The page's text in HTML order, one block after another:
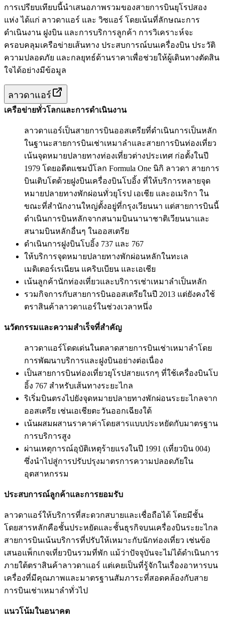
การเปรียบเทียบนี้นำเสนอภาพรวมของสายการบินยุโรปสอง
แห่ง ได้แก่ ลาวดาแอร์ และ วิซแอร์ โดยเน้นที่ลักษณะการ
ดำเนินงาน ฝูงบิน และการบริการลูกค้า การวิเคราะห์จะ
ครอบคลุมเครือข่ายเส้นทาง ประสบการณ์บนเครื่องบิน ประวัติ
ความปลอดภัย และกลยุทธ์ด้านราคาเพื่อช่วยให้ผู้เดินทางตัดสิน
ใจได้อย่างมีข้อมูล
ลาวดาแอร์
เครือข่ายทั่วโลกและการดำเนินงาน
ลาวดาแอร์เป็นสายการบินออสเตรียที่ดำเนินการเป็นหลัก
ในฐานะสายการบินเช่าเหมาลำและสายการบินท่องเที่ยว
เน้นจุดหมายปลายทางท่องเที่ยวต่างประเทศ ก่อตั้งในปี
1979 โดยอดีตแชมป์โลก Formula One นิกิ ลาวดา สายการ
บินเติบโตด้วยฝูงบินเครื่องบินโบอิ้ง ที่ให้บริการหลายจุด
หมายปลายทางพักผ่อนทั่วยุโรป เอเชีย และอเมริกา ใน
ขณะที่สำนักงานใหญ่ตั้งอยู่ที่กรุงเวียนนา แต่สายการบินนี้
ดำเนินการบินหลักจากสนามบินนานาชาติเวียนนาและ
สนามบินหลักอื่นๆ ในออสเตรีย
ดำเนินการฝูงบินโบอิ้ง 737 และ 767
ให้บริการจุดหมายปลายทางพักผ่อนหลักในทะเล
เมดิเตอร์เรเนียน แคริบเบียน และเอเชีย
เน้นลูกค้านักท่องเที่ยวและบริการเช่าเหมาลำเป็นหลัก
รวมกิจการกับสายการบินออสเตรียในปี 2013 แต่ยังคงใช้
ตราสินค้าลาวดาแอร์ในช่วงเวลาหนึ่ง
นวัตกรรมและความสำเร็จที่สำคัญ
ลาวดาแอร์โดดเด่นในตลาดสายการบินเช่าเหมาลำโดย
การพัฒนาบริการและฝูงบินอย่างต่อเนื่อง
เป็นสายการบินท่องเที่ยวยุโรปสายแรกๆ ที่ใช้เครื่องบินโบ
อิ้ง 767 สำหรับเส้นทางระยะไกล
ริเริ่มบินตรงไปยังจุดหมายปลายทางพักผ่อนระยะไกลจาก
ออสเตรีย เช่นเอเชียตะวันออกเฉียงใต้
เน้นผสมผสานราคาค่าโดยสารแบบประหยัดกับมาตรฐาน
การบริการสูง
ผ่านเหตุการณ์อุบัติเหตุร้ายแรงในปี 1991 (เที่ยวบิน 004)
ซึ่งนำไปสู่การปรับปรุงมาตรการความปลอดภัยใน
อุตสาหกรรม
ประสบการณ์ลูกค้าและการยอมรับ
ลาวดาแอร์ให้บริการที่สะดวกสบายและเชื่อถือได้ โดยมีชั้น
โดยสารหลักคือชั้นประหยัดและชั้นธุรกิจบนเครื่องบินระยะไกล
สายการบินเน้นบริการที่ปรับให้เหมาะกับนักท่องเที่ยว เช่นข้อ
เสนอแพ็กเกจเที่ยวบินรวมที่พัก แม้ว่าปัจจุบันจะไม่ได้ดำเนินการ
ภายใต้ตราสินค้าลาวดาแอร์ แต่เคยเป็นที่รู้จักในเรื่องอาหารบน
เครื่องที่มีคุณภาพและมาตรฐานสัมภาระที่สอดคล้องกับสาย
การบินเช่าเหมาลำทั่วไป
แนวโน้มในอนาคต